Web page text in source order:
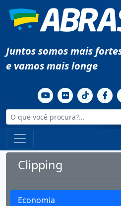
Juntos somos mais
e vamos mais longe
Clipping
Economia